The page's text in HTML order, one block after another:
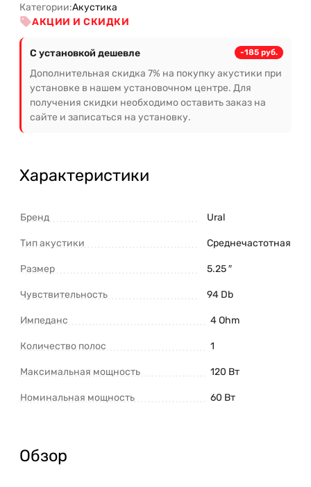
Категории:Акустика
АКЦИИ И СКИДКИ
С установкой дешевле -185 руб.
Дополнительная скидка 7% на покупку акустики при
установке в нашем установочном центре. Для
получения скидки необходимо оставить заказ на
сайте и записаться на установку.
Характеристики
Бренд Ural
Тип акустики Среднечастотная
Размер 5.25 ″
Чувствительность 94 Db
Импеданс 4 Ohm
Количество полос 1
Максимальная мощность 120 Вт
Номинальная мощность 60 Вт
Обзор